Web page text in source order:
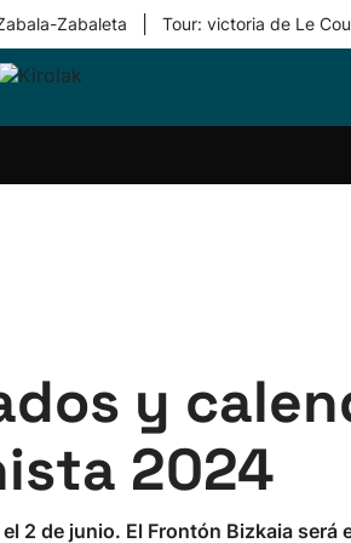
Zabaleta Tour: victoria de Le
y
2024
2 de junio. El Frontón Bizkaia será